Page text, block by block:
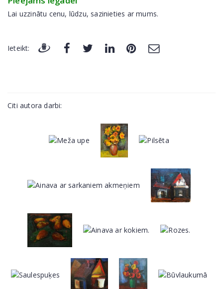
Lai uzzinātu cenu, lūdzu, sazinieties ar mums.
Ieteikt:
Citi autora darbi: